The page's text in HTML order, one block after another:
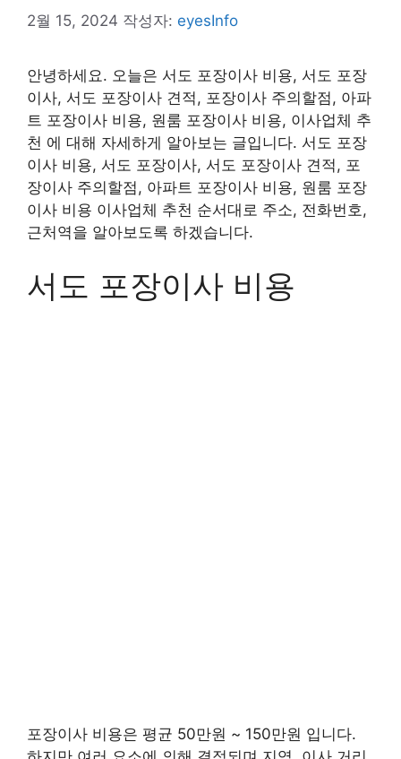
2월 15, 2024 작성자: eyesInfo
안녕하세요. 오늘은 서도 포장이사 비용, 서도 포장
이사, 서도 포장이사 견적, 포장이사 주의할점, 아파
트 포장이사 비용, 원룸 포장이사 비용, 이사업체 추
천 에 대해 자세하게 알아보는 글입니다. 서도 포장
이사 비용, 서도 포장이사, 서도 포장이사 견적, 포
장이사 주의할점, 아파트 포장이사 비용, 원룸 포장
이사 비용 이사업체 추천 순서대로 주소, 전화번호,
근처역을 알아보도록 하겠습니다.
서도 포장이사 비용
포장이사 비용은 평균 50만원 ~ 150만원 입니다.